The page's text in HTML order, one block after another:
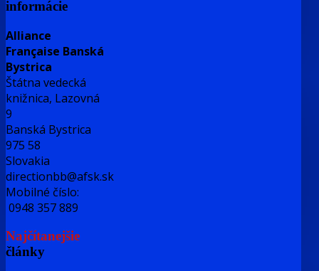
informácie
Alliance
Française Banská
Bystrica
Štátna vedecká
knižnica, Lazovná
9
Banská Bystrica
975 58
Slovakia
directionbb@afsk.sk
Mobilné číslo:
0948 357 889
Najčítanejšie
články